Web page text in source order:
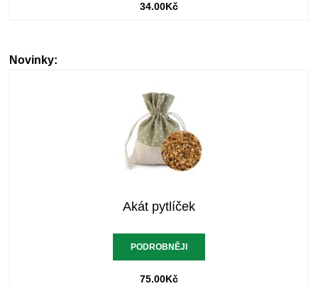
34.00Kč
Novinky:
Akát pytlíček
PODROBNĚJI
75.00Kč